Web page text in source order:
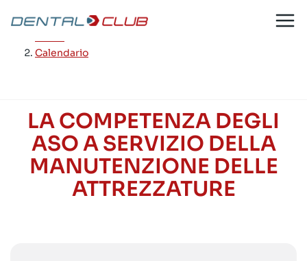
contenuto
Calendario
LA COMPETENZA DEGLI
ASO A SERVIZIO DELLA
MANUTENZIONE DELLE
ATTREZZATURE